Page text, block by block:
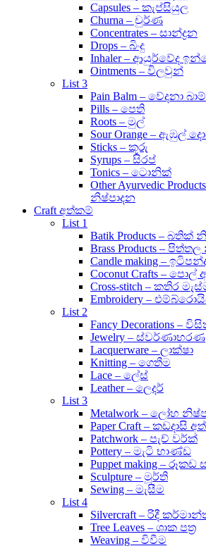
Capsules – කැප්සියුල
Churna – චුර්ණ
Concentrates – සාන්ද්‍රන
Drops – බිංදු
Inhaler – ආයුර්වේද
Ointments – විලවුන්
List 3
Pain Balm – වේදනා බාම්
Pills – පෙති
Roots – මුල්
Sour Orange – ඇඹුල්
Sticks – කූරු
Syrups – සිරප්
Tonics – ටොනික්
Other Ayurvedic
නිෂ්පාදන
Craft අත්කම්
List 1
Batik Products – බතික්
Brass Products –
Candle making –
Coconut Crafts –
Cross-stitch – කතිර
Embroidery –
List 2
Fancy Decorations –
Jewelry – ස්වර්ණාභරණ
Lacquerware – ලාක්ෂා
Knitting – ගෙතීම
Lace – ලේස්
Leather – ලෙදර්
List 3
Metalwork – ලෝහ
Paper Craft – කඩදාසි
Patchwork – පැච් වර්ක්
Pottery – මැටි භාණ්ඩ
Puppet making – රූකඩ
Sculpture – මූර්ති
Sewing – මැසීම
List 4
Silvercraft – රිදී
Tree Leaves – ශාක පත්‍ර
Weaving – විවීම